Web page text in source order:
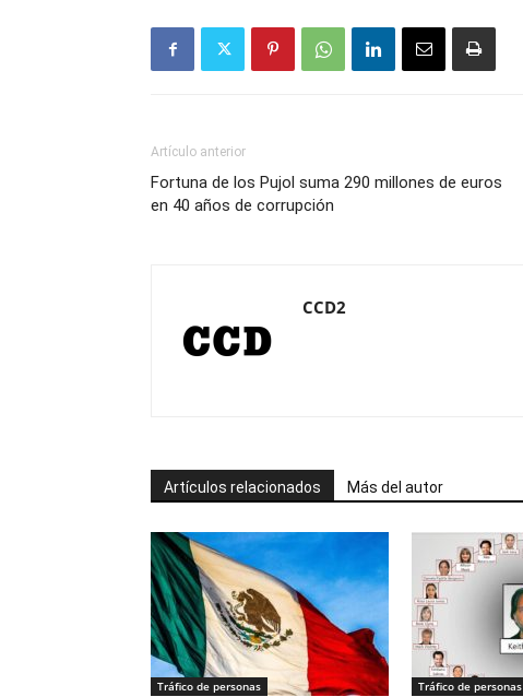
Artículo anterior
Fortuna de los Pujol suma 290 millones de euros
en 40 años de corrupción
CCD2
Artículos relacionados Más del autor
Tráfico de personas Tráfico de personas